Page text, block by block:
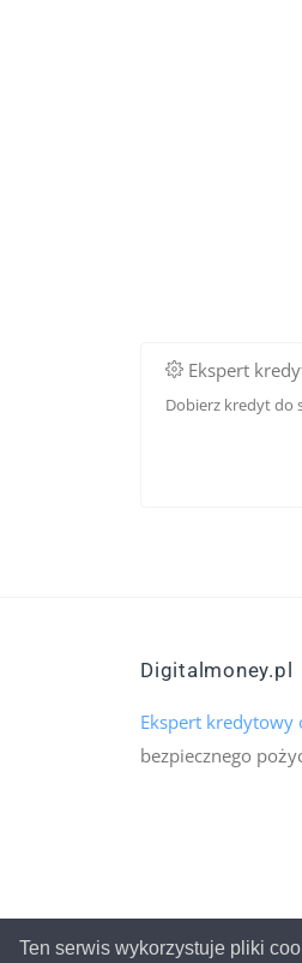
Ten serwis wykorzystuje pliki
Ekspert
Dobierz kredyt do
Digitalmoney.pl
Ekspert kredytowy
bezpiecznego